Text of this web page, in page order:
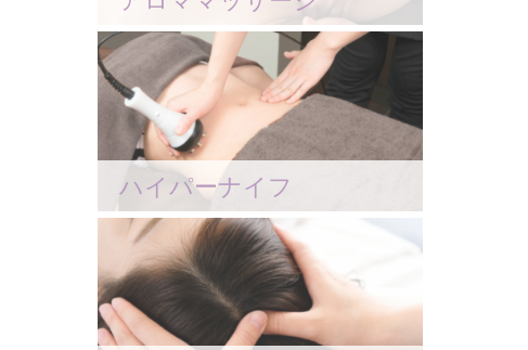
ハイパーナイフ